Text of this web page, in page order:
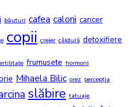
băuturi cafea calorii cancer
copii creier căldură detoxifiere
frumusete hormoni
Mihaela Bilic orez percepția
slăbire tatuaje